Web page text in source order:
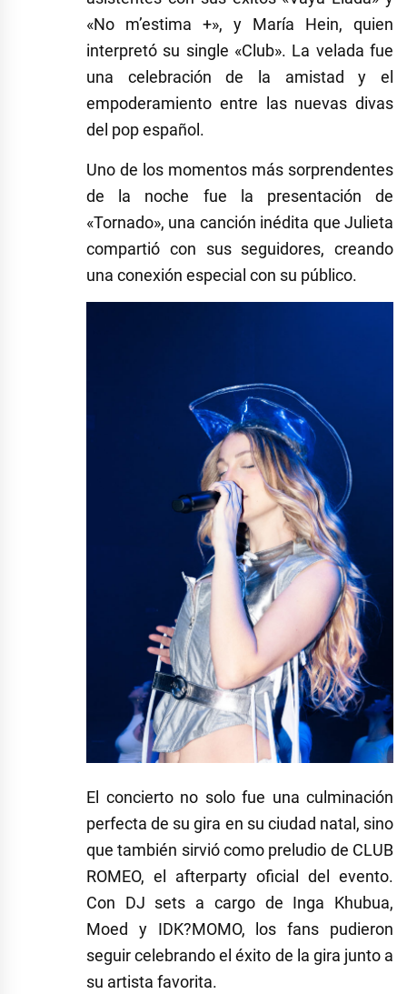
«No m’estima +», y María Hein, quien
interpretó su single «Club». La velada fue
una celebración de la amistad y el
empoderamiento entre las nuevas divas
del pop español.
Uno de los momentos más sorprendentes
de la noche fue la presentación de
«Tornado», una canción inédita que Julieta
compartió con sus seguidores, creando
una conexión especial con su público.
El concierto no solo fue una culminación
perfecta de su gira en su ciudad natal, sino
que también sirvió como preludio de CLUB
ROMEO, el afterparty oficial del evento.
Con DJ sets a cargo de Inga Khubua,
Moed y IDK?MOMO, los fans pudieron
seguir celebrando el éxito de la gira junto a
su artista favorita.